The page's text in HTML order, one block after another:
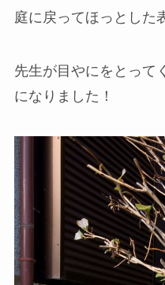
庭に戻ってほっとした
先生が目やにをとって
になりました！